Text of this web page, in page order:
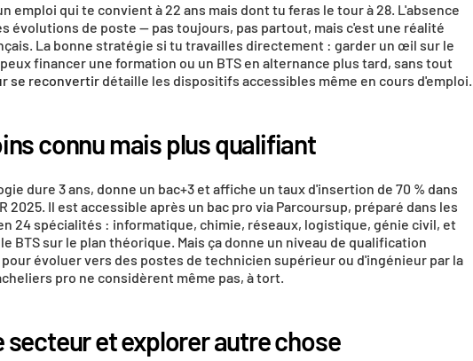
emploi qui te convient à 22 ans mais dont tu feras le tour à 28. L'absence
évolutions de poste — pas toujours, pas partout, mais c'est une réalité
La bonne stratégie si tu travailles directement : garder un œil sur le
financer une formation ou un BTS en alternance plus tard, sans tout
se reconvertir détaille les dispositifs accessibles même en cours d'emploi.
connu mais plus qualifiant
dure 3 ans, donne un bac+3 et affiche un taux d'insertion de 70 % dans
2025. Il est accessible après un bac pro via Parcoursup, préparé dans les
24 spécialités : informatique, chimie, réseaux, logistique, génie civil, et
BTS sur le plan théorique. Mais ça donne un niveau de qualification
évoluer vers des postes de technicien supérieur ou d'ingénieur par la
pro ne considèrent même pas, à tort.
secteur et explorer autre chose